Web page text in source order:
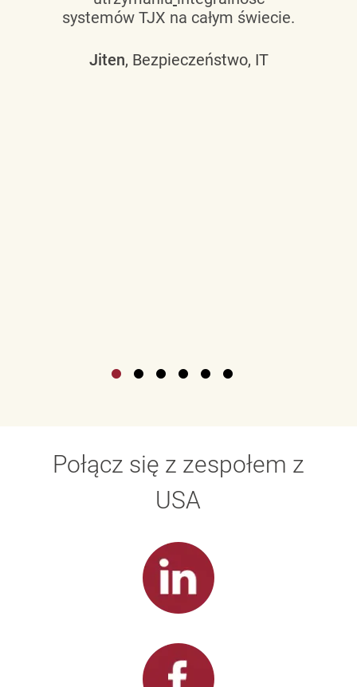
systemów TJX na całym świecie.
Jiten, Bezpieczeństwo, IT
Połącz się z zespołem z
USA